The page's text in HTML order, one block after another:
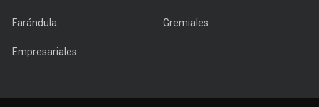
Farándula Gremiales
Empresariales